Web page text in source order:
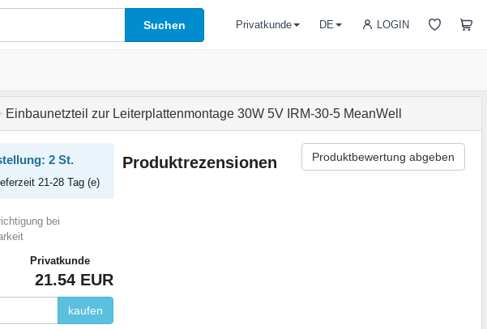
Suchen LOGIN
Privatkunde DE
Einbaunetzteil zur Leiterplattenmontage 30W 5V IRM-30-5 MeanWell
2 St.
21-28 Tag (e)
bei
Privatkunde
21.54 EUR
kaufen
Produktrezensionen Produktbewertung abgeben